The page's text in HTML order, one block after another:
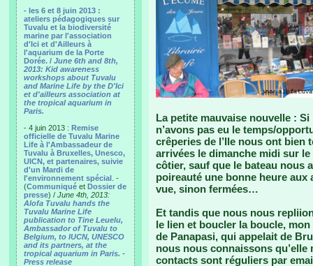
- les 6 et 8 juin 2013 :
ateliers pédagogiques sur
Tuvalu et la biodiversité
marine par l'association
d'Ici et d'Ailleurs à
l'aquarium de la Porte
Dorée. / June 6th and 8th,
2013: Kid awareness
workshops about Tuvalu
and Marine Life by the D'Ici
et d'ailleurs association at
the tropical aquarium in
Paris.
- 4 juin 2013 : Remise
officielle de Tuvalu Marine
Life à l'Ambassadeur de
Tuvalu à Bruxelles, Unesco,
UICN, et partenaires, suivie
d'un Mardi de
l'environnement spécial . -
(Communiqué et Dossier de
presse) / June 4th, 2013:
Alofa Tuvalu hands the
Tuvalu Marine Life
publication to Tine Leuelu,
Ambassador of Tuvalu to
Belgium, to IUCN, UNESCO
and its partners, at the
tropical aquarium in Paris. -
Press release
La petite mauvaise nouvelle :
n’avons pas eu le temps/
crêperies de l’Ile nous ont bien
arrivées le dimanche midi sur
côtier, sauf que le bateau nous
poireauté une bonne heure aux
vue, sinon fermées…
Et tandis que nous nous
le lien et boucler la boucle,
de Panapasi, qui appelait de
nous nous connaissons qu’elle
contacts sont réguliers par